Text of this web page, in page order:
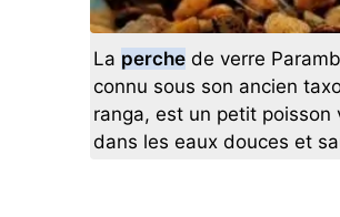
La perchede verre
connu sous son ancien
ranga, est un petit poisson
dans les eaux douces et